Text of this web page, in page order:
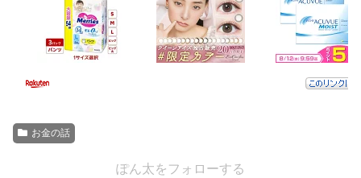
お金の話
ぽん太をフォローする